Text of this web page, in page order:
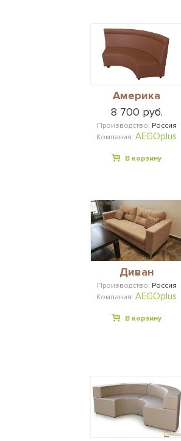
Америка
8 700 руб.
Производство: Россия
Компания: AEGOplus
В корзину
Диван
Производство: Россия
Компания: AEGOplus
В корзину